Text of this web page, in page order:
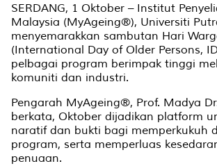
SERDANG, 1 Oktober – Institut
Malaysia (MyAgeing®), Universiti
menyemarakkan sambutan Hari
(International Day of Older Persons,
pelbagai program berimpak tinggi
komuniti dan industri.
Pengarah MyAgeing®, Prof. Madya
berkata, Oktober dijadikan platform
naratif dan bukti bagi memperkukuh
program, serta memperluas
penuaan.